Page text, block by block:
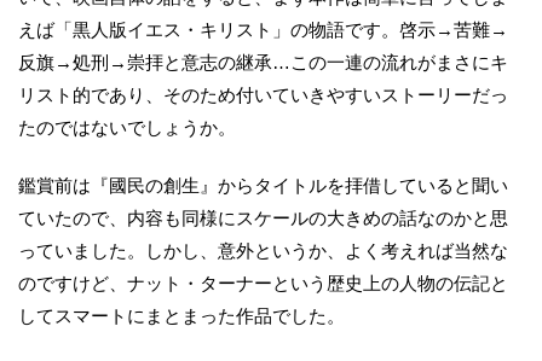
えば「黒人版イエス・キリスト」の物語です。啓示→苦難→
反旗→処刑→崇拝と意志の継承…この一連の流れがまさにキ
リスト的であり、そのため付いていきやすいストーリーだっ
たのではないでしょうか。
鑑賞前は『國民の創生』からタイトルを拝借していると聞い
ていたので、内容も同様にスケールの大きめの話なのかと思
っていました。しかし、意外というか、よく考えれば当然な
のですけど、ナット・ターナーという歴史上の人物の伝記と
してスマートにまとまった作品でした。